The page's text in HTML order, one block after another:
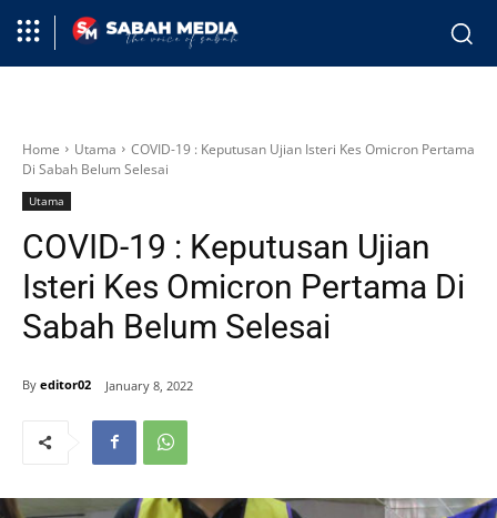
Home Utama
COVID-19 : Keputusan Ujian Isteri Kes Omicron Pertama
Di Sabah Belum Selesai
Utama
COVID-19 : Keputusan Ujian
Isteri Kes Omicron Pertama Di
Sabah Belum Selesai
By editor02 January 8, 2022